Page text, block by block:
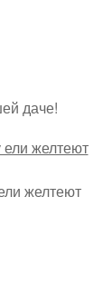
даче!
желтеют